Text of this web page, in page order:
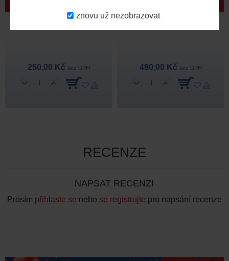
znovu už nezobrazovat
Rfid karta Autel
250,00 Kč bez DPH
Přední kryt AC Wallboxu –
490,00 Kč bez DPH
RECENZE
NAPSAT RECENZI
Prosím přihlaste se nebo se registrujte pro napsání recenze